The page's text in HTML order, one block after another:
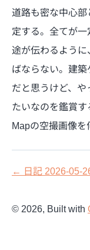
道路も密な中心
定する。全てが
途が伝わるよう
ばならない。建
だと思うけど、
たいなのを鑑賞
Mapの空撮画像を
← 日記 2026-05-
© 2026, Built with